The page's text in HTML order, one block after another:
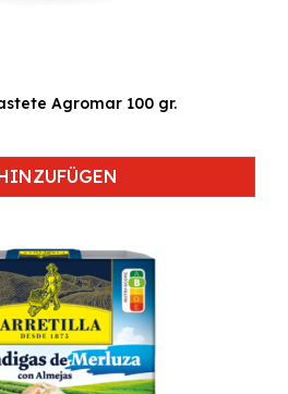
Agromar 100 gr.